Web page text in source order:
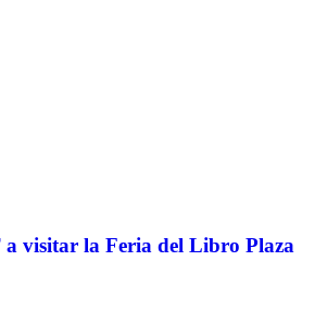
visitar la Feria del Libro Plaza